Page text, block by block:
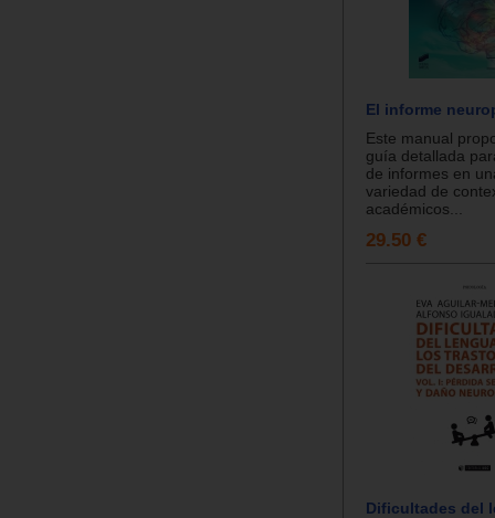
El informe
Este manual
guía detallada
de informes en
variedad de
académicos...
29.50 €
Dificultades del